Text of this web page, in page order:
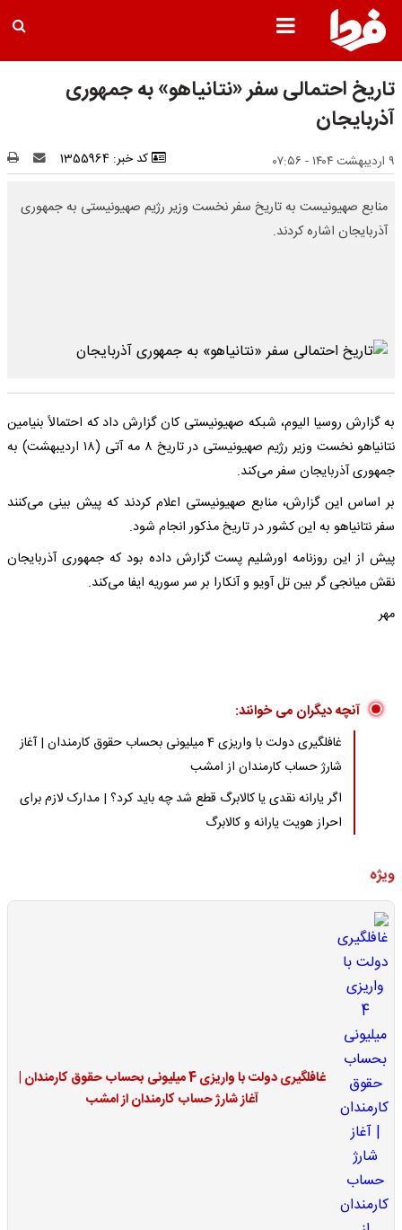
تاریخ احتمالی سفر «نتانیاهو» به جمهوری
آذربایجان
۹ اردیبهشت ۱۴۰۴ - ۰۷:۵۶ کد خبر: 1355964
منابع صهیونیست به تاریخ سفر نخست وزیر رژیم صهیونیستی به جمهوری
آذربایجان اشاره کردند.
به گزارش روسیا الیوم، شبکه صهیونیستی کان گزارش داد که احتمالاً بنیامین
نتانیاهو نخست وزیر رژیم صهیونیستی در تاریخ ۸ مه آتی (۱۸ اردیبهشت) به
جمهوری آذربایجان سفر می‌کند.
بر اساس این گزارش، منابع صهیونیستی اعلام کردند که پیش بینی می‌کنند
سفر نتانیاهو به این کشور در تاریخ مذکور انجام شود.
پیش از این روزنامه اورشلیم پست گزارش داده بود که جمهوری آذربایجان
نقش میانجی گر بین تل آویو و آنکارا بر سر سوریه ایفا می‌کند.
مهر
آنچه دیگران می خوانند:
غافلگیری دولت با واریزی 4 میلیونی بحساب حقوق کارمندان | آغاز
شارژ حساب کارمندان از امشب
اگر یارانه نقدی یا کالابرگ قطع شد چه باید کرد؟ | مدارک لازم برای
احراز هویت یارانه و کالابرگ
ویژه
غافلگیری دولت با واریزی 4 میلیونی بحساب حقوق کارمندان |
آغاز شارژ حساب کارمندان از امشب